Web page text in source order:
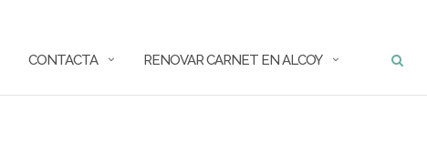
CONTACTA RENOVAR CARNET EN ALCOY